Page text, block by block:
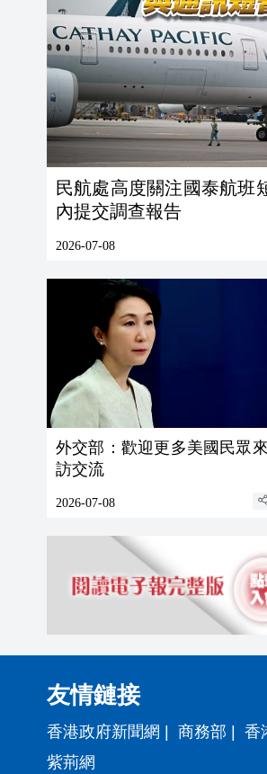
民航處高度關注國泰航班
內提交調查報告
2026-07-08
外交部：歡迎更多美國民眾
訪交流
2026-07-08
友情鏈接
香港政府新聞網 商務部 香
紫荊網